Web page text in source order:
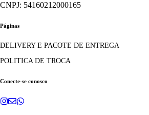
CNPJ: 54160212000165
Páginas
DELIVERY E PACOTE DE ENTREGA
POLITICA DE TROCA
Conecte-se conosco